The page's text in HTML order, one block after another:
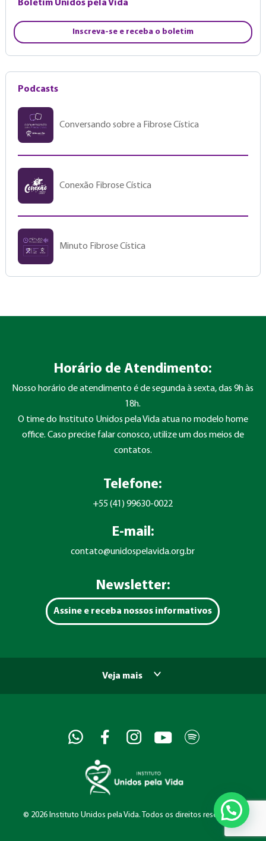
Boletim Unidos pela Vida
Inscreva-se e receba o boletim
Podcasts
Conversando sobre a Fibrose Cística
Conexão Fibrose Cística
Minuto Fibrose Cística
Horário de Atendimento:
Nosso horário de atendimento é de segunda à sexta, das 9h às
18h.
O time do Instituto Unidos pela Vida atua no modelo home
office. Caso precise falar conosco, utilize um dos meios de
contatos.
Telefone:
+55 (41) 99630-0022
E-mail:
contato@unidospelavida.org.br
Newsletter:
Assine e receba nossos informativos
Veja mais
© 2026 Instituto Unidos pela Vida. Todos os direitos reservados.